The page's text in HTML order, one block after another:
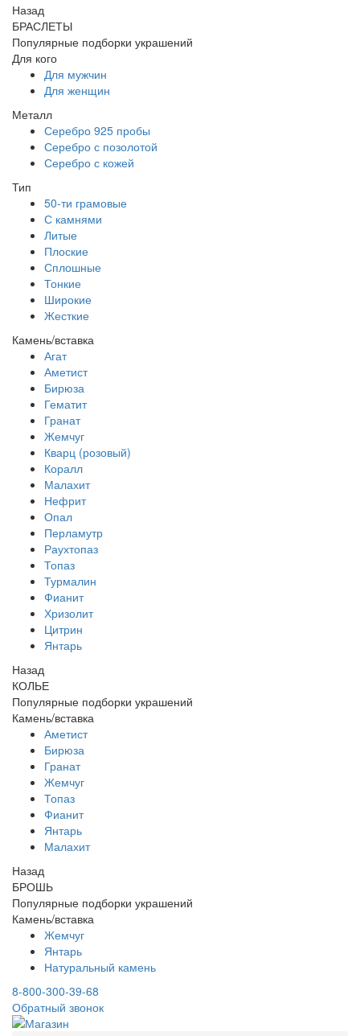
Назад
БРАСЛЕТЫ
Популярные подборки украшений
Для кого
Для мужчин
Для женщин
Металл
Серебро 925 пробы
Серебро с позолотой
Серебро с кожей
Тип
50-ти грамовые
С камнями
Литые
Плоские
Сплошные
Тонкие
Широкие
Жесткие
Камень/вставка
Агат
Аметист
Бирюза
Гематит
Гранат
Жемчуг
Кварц (розовый)
Коралл
Малахит
Нефрит
Опал
Перламутр
Раухтопаз
Топаз
Турмалин
Фианит
Хризолит
Цитрин
Янтарь
Назад
КОЛЬЕ
Популярные подборки украшений
Камень/вставка
Аметист
Бирюза
Гранат
Жемчуг
Топаз
Фианит
Янтарь
Малахит
Назад
БРОШЬ
Популярные подборки украшений
Камень/вставка
Жемчуг
Янтарь
Натуральный камень
8-800-300-39-68
Обратный звонок